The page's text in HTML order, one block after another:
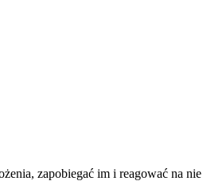
zapobiegać im i reagować na nie